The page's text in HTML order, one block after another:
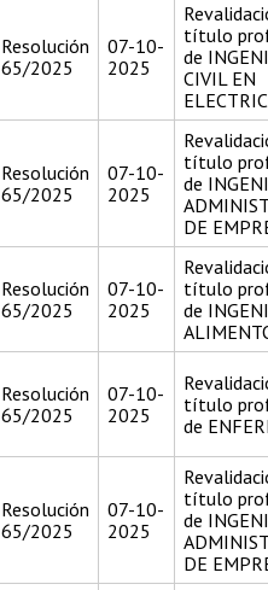
Resolución
65/2025
07-10-
2025
título
de
CIVIL EN
Resolución
65/2025
07-10-
2025
título
de
DE
Resolución
65/2025
07-10-
2025
título
de
Resolución
65/2025
07-10-
2025
título
de
Resolución
65/2025
07-10-
2025
título
de
DE